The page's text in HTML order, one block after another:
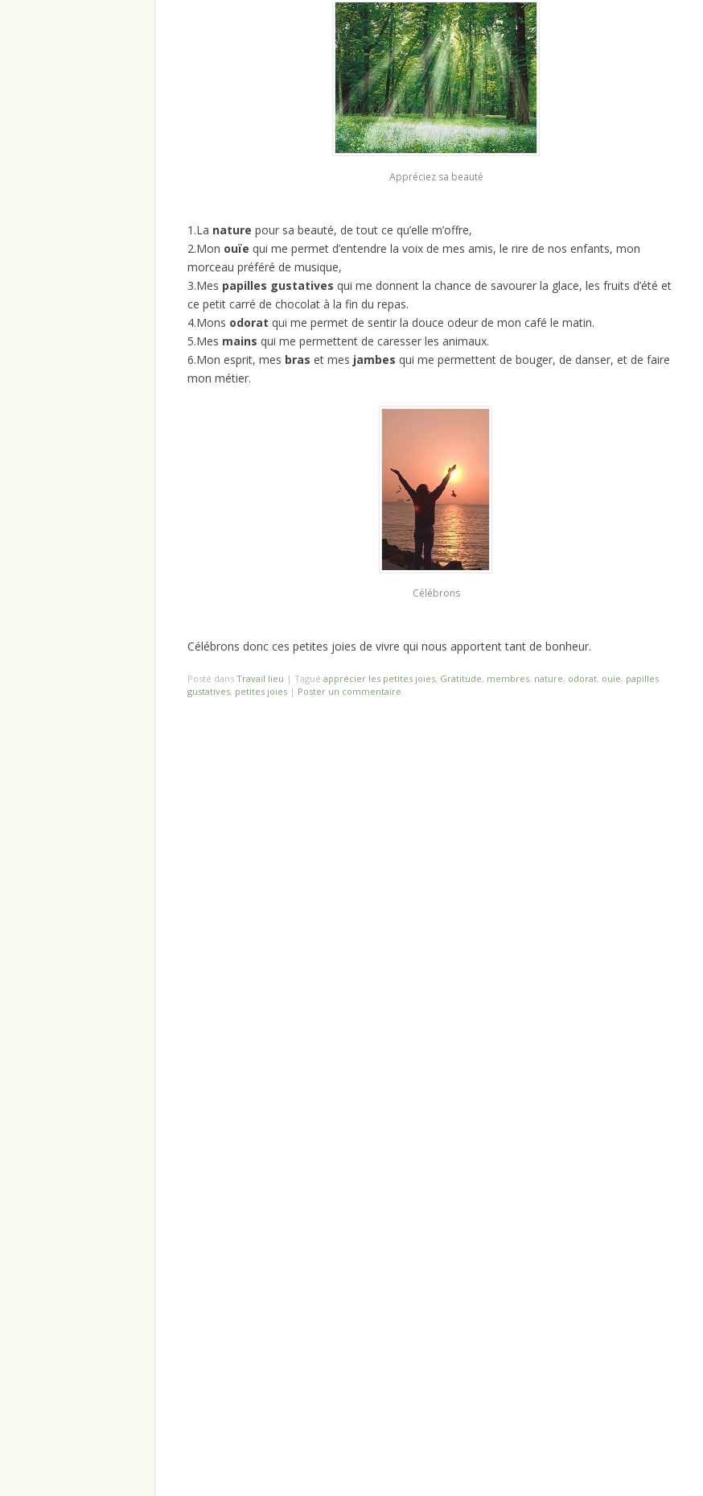
Appréciez sa beauté
1.La nature pour sa beauté, de tout ce qu’elle m’offre,
2.Mon ouïe qui me permet d’entendre la voix de mes amis, le rire de nos enfants, mon
morceau préféré de musique,
3.Mes papilles gustatives qui me donnent la chance de savourer la glace, les fruits d’été et
ce petit carré de chocolat à la fin du repas.
4.Mons odorat qui me permet de sentir la douce odeur de mon café le matin.
5.Mes mains qui me permettent de caresser les animaux.
6.Mon esprit, mes bras et mes jambes qui me permettent de bouger, de danser, et de faire
mon métier.
Célébrons
Célébrons donc ces petites joies de vivre qui nous apportent tant de bonheur.
Posté dans Travail lieu | Tagué apprécier les petites joies, Gratitude, membres, nature, odorat, ouïe, papilles
gustatives, petites joies | Poster un commentaire